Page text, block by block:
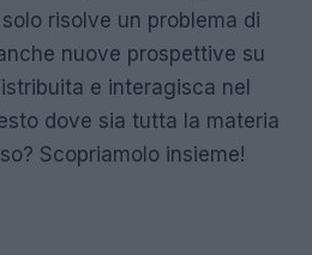
risolve un problema di
nuove prospettive su
e interagisca nel
dove sia tutta la materia
Scopriamolo insieme!